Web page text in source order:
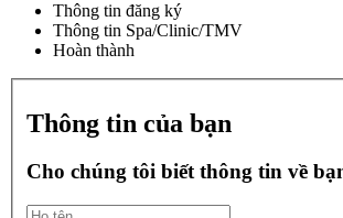
Thông tin đăng ký
Thông tin Spa/Clinic/TMV
Hoàn thành
Thông tin của bạn
Cho chúng tôi biết thông tin về